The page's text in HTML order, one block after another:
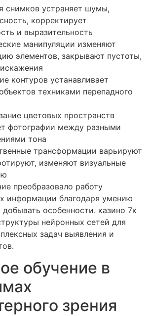
снимков устраняет шумы,
корректирует
и выразительность
манипуляции изменяют
элементов, закрывают пустоты,
контуров устанавливает
техниками перепадного
цветовых пространств
фотографии между разными
тона
трансформации варьируют
изменяют визуальные
преобразовало работу
информации благодаря умению
особенности. казино 7к
нейронных сетей для
задач выявления и
обучение в
зрения